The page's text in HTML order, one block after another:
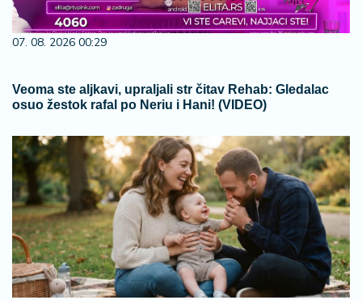
07. 08. 2026 00:29
Veoma ste aljkavi, upraljali str čitav Rehab: Gledalac
osuo žestok rafal po Neriu i Hani! (VIDEO)